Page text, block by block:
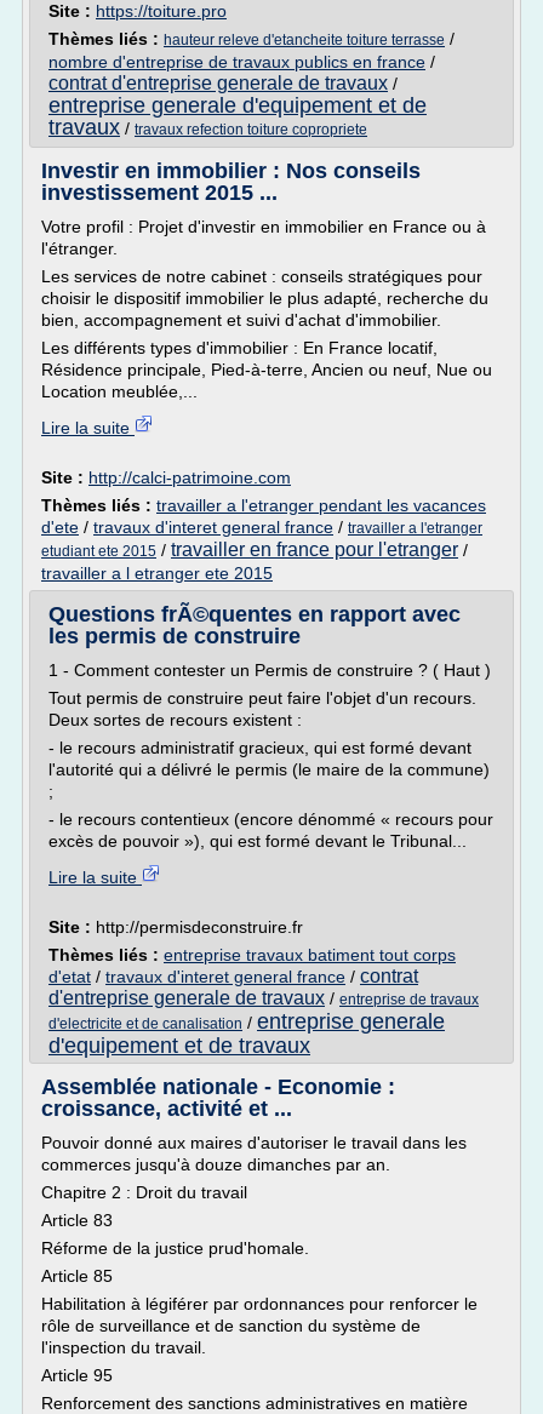
Site : https://toiture.pro
Thèmes liés : hauteur releve d'etancheite toiture terrasse /
nombre d'entreprise de travaux publics en france /
contrat d'entreprise generale de travaux /
entreprise generale d'equipement et de
travaux / travaux refection toiture copropriete
Investir en immobilier : Nos conseils
investissement 2015 ...
Votre profil : Projet d'investir en immobilier en France ou à
l'étranger.
Les services de notre cabinet : conseils stratégiques pour
choisir le dispositif immobilier le plus adapté, recherche du
bien, accompagnement et suivi d'achat d'immobilier.
Les différents types d'immobilier : En France locatif,
Résidence principale, Pied-à-terre, Ancien ou neuf, Nue ou
Location meublée,...
Lire la suite
Site : http://calci-patrimoine.com
Thèmes liés : travailler a l'etranger pendant les vacances
d'ete / travaux d'interet general france / travailler a l'etranger
etudiant ete 2015 / travailler en france pour l'etranger /
travailler a l etranger ete 2015
Questions frÃ©quentes en rapport avec
les permis de construire
1 - Comment contester un Permis de construire ? ( Haut )
Tout permis de construire peut faire l'objet d'un recours.
Deux sortes de recours existent :
- le recours administratif gracieux, qui est formé devant
l'autorité qui a délivré le permis (le maire de la commune)
;
- le recours contentieux (encore dénommé « recours pour
excès de pouvoir »), qui est formé devant le Tribunal...
Lire la suite
Site : http://permisdeconstruire.fr
Thèmes liés : entreprise travaux batiment tout corps
d'etat / travaux d'interet general france / contrat
d'entreprise generale de travaux / entreprise de travaux
d'electricite et de canalisation / entreprise generale
d'equipement et de travaux
Assemblée nationale - Economie :
croissance, activité et ...
Pouvoir donné aux maires d'autoriser le travail dans les
commerces jusqu'à douze dimanches par an.
Chapitre 2 : Droit du travail
Article 83
Réforme de la justice prud'homale.
Article 85
Habilitation à légiférer par ordonnances pour renforcer le
rôle de surveillance et de sanction du système de
l'inspection du travail.
Article 95
Renforcement des sanctions administratives en matière